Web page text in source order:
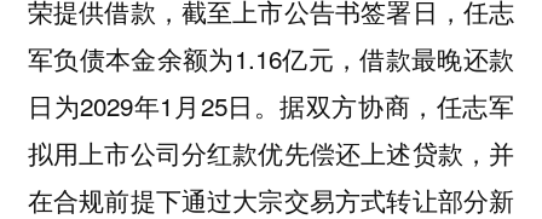
荣提供借款，截至上市公告书签署日，任志
军负债本金余额为1.16亿元，借款最晚还款
日为2029年1月25日。据双方协商，任志军
拟用上市公司分红款优先偿还上述贷款，并
在合规前提下通过大宗交易方式转让部分新